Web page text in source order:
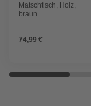
Matschtisch, Holz,
braun
74,99 €